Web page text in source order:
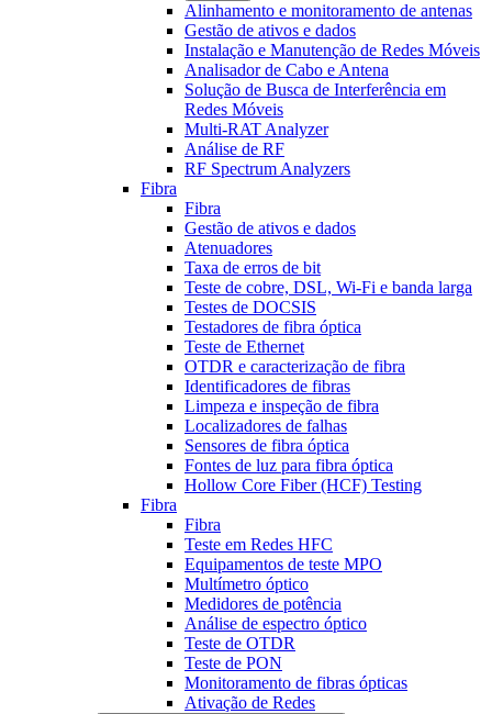
Alinhamento e monitoramento de antenas
Gestão de ativos e dados
Instalação e Manutenção de Redes Móveis
Analisador de Cabo e Antena
Solução de Busca de Interferência em
Redes Móveis
Multi-RAT Analyzer
Análise de RF
RF Spectrum Analyzers
Fibra
Fibra
Gestão de ativos e dados
Atenuadores
Taxa de erros de bit
Teste de cobre, DSL, Wi-Fi e banda larga
Testes de DOCSIS
Testadores de fibra óptica
Teste de Ethernet
OTDR e caracterização de fibra
Identificadores de fibras
Limpeza e inspeção de fibra
Localizadores de falhas
Sensores de fibra óptica
Fontes de luz para fibra óptica
Hollow Core Fiber (HCF) Testing
Fibra
Fibra
Teste em Redes HFC
Equipamentos de teste MPO
Multímetro óptico
Medidores de potência
Análise de espectro óptico
Teste de OTDR
Teste de PON
Monitoramento de fibras ópticas
Ativação de Redes